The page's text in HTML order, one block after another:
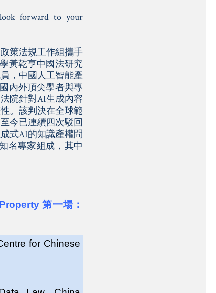
forward to your
策法規工作組攜手
黃乾亨中國法研究
，中國人工智能產
內外頂尖學者與專
院針對AI生成內容
。該判決在全球範
今已連續四次駁回
式AI的知識產權問
名專家組成，其中
第一場：
for Chinese